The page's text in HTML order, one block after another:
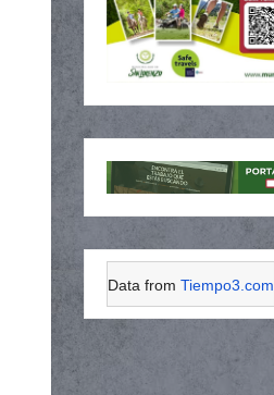
Data from Tiempo3.com